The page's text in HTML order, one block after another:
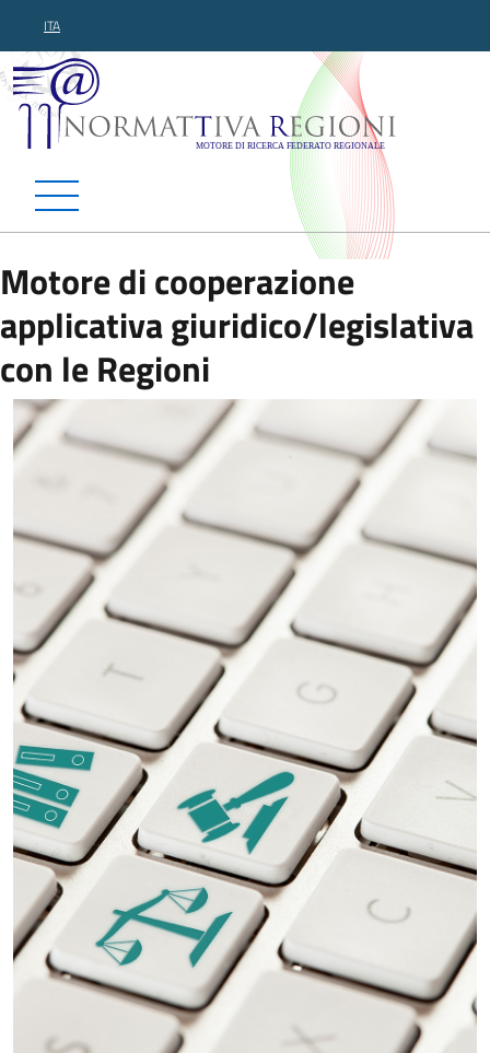
ITA
Normattiva Regioni -
Motore di cooperazione
applicativa giuridico/legislativa
con le Regioni